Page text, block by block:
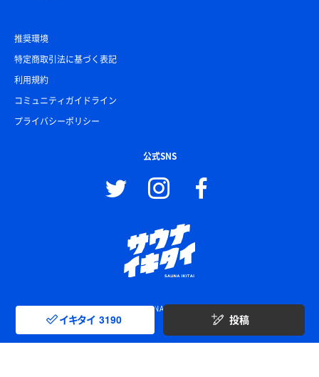
イキタイ 3190 投稿
推奨環境
特定商取引法に基づく表記
利用規約
コミュニティガイドライン
プライバシーポリシー
公式SNS
© SAUNA IKITAI